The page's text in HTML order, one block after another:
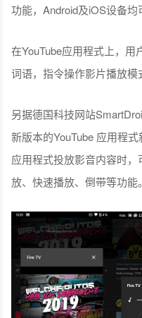
功能，Android及iOS设备均
在YouTube应用程式上，
词语，指令操作影片播放模
另据德国科技网站
新版本的YouTube 应用程
应用程式投放影音内容时
放、快速播放、倒带等功能。